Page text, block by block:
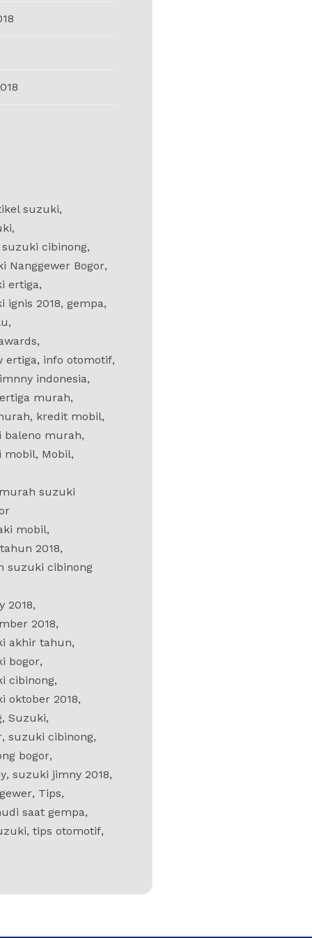
suzuki,
,
cibinong,
Nanggewer Bogor,
ertiga,
ignis 2018, gempa,
,
,
ertiga, info otomotif,
indonesia,
murah,
, kredit mobil,
baleno murah,
mobil, Mobil,
suzuki
mobil,
2018,
suzuki cibinong
2018,
2018,
akhir tahun,
bogor,
cibinong,
oktober 2018,
, Suzuki,
, suzuki cibinong,
bogor,
, suzuki jimny 2018,
, Tips,
saat gempa,
, tips otomotif,